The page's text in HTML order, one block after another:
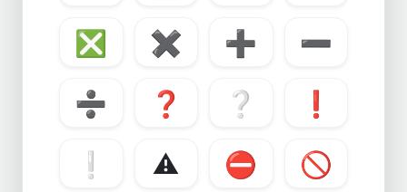
❎
✖️ ➕
➖
➗
❓ ❔
❗
❕
⚠️ ⛔
🚫